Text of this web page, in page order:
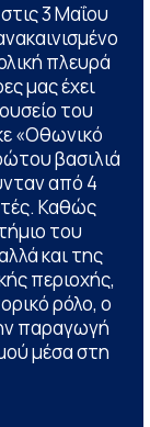
3 Μαΐου
πλευρά
μας έχει
του
«Οθωνικό
βασιλιά
από 4
Καθώς
του
και της
περιοχής,
ρόλο, ο
παραγωγή
μέσα στη